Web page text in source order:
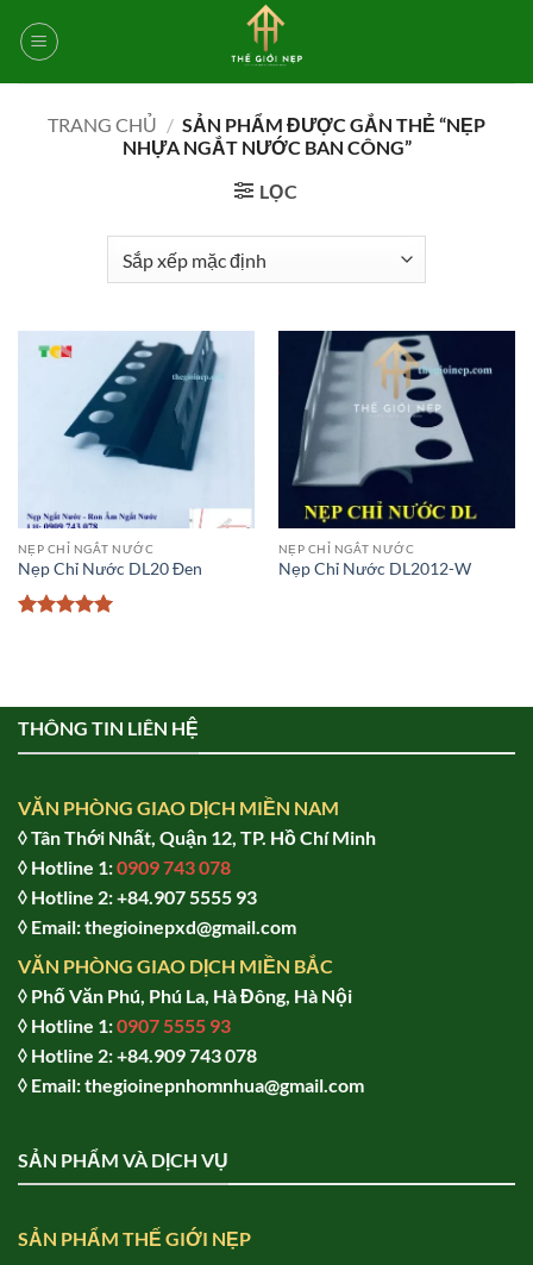
qua
TRANG CHỦ / SẢN PHẨM ĐƯỢC GẮN THẺ “NẸP
NHỰA NGẮT NƯỚC BAN CÔNG”
LỌC
NẸP CHỈ NGẮT NƯỚC
Nẹp Chỉ Nước DL20 Đen
NẸP CHỈ NGẮT NƯỚC
Nẹp Chỉ Nước DL2012-W
THÔNG TIN LIÊN HỆ
VĂN PHÒNG GIAO DỊCH MIỀN NAM
◊ Tân Thới Nhất, Quận 12, TP. Hồ Chí Minh
◊ Hotline 1:0909 743 078
◊ Hotline 2: +84.907 5555 93
◊ Email: thegioinepxd@gmail.com
VĂN PHÒNG GIAO DỊCH MIỀN BẮC
◊ Phố Văn Phú, Phú La, Hà Đông, Hà Nội
◊ Hotline 1:0907 5555 93
◊ Hotline 2:+84.909 743 078
◊ Email: thegioinepnhomnhua@gmail.com
SẢN PHẨM VÀ DỊCH VỤ
SẢN PHẨM THẾ GIỚI NẸP